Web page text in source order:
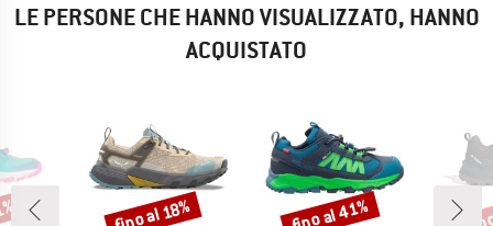
LE PERSONE CHE HANNO VISUALIZZATO, HANNO
ACQUISTATO
Sconto
fino al 18% Sconto
fino al 41%